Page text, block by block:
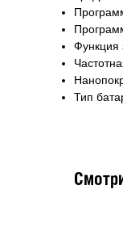
Функция
Тип